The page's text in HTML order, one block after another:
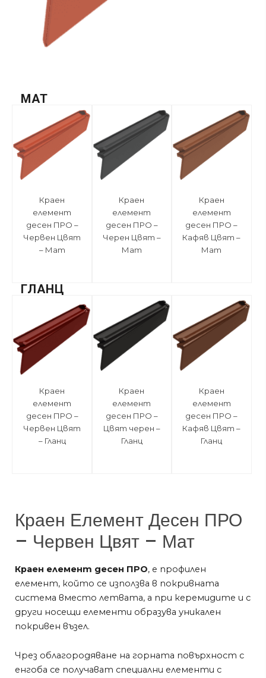
MAT
Краен
елемент
десен ПРО –
Червен Цвят
– Мат
Краен
елемент
десен ПРО –
Черен Цвят –
Мат
Краен
елемент
десен ПРО –
Кафяв Цвят –
Мат
ГЛАНЦ
Краен
елемент
десен ПРО –
Червен Цвят
– Гланц
Краен
елемент
десен ПРО –
Цвят черен –
Гланц
Краен
елемент
десен ПРО –
Кафяв Цвят –
Гланц
Краен Елемент Десен ПРО
– Червен Цвят – Мат
Краен елемент десен ПРО, е профилен
елемент, който се използва в покривната
система вместо летвата, а при керемидите и с
други носещи елементи образува уникален
покривен възел.
Чрез облагородяване на горната повърхност с
енгоба се получават специални елементи с